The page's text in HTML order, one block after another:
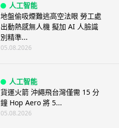
人工智能
地盤偷吸煙難逃高空法眼 勞工處
出動熱感無人機 擬加 AI 人臉識
別精準...
05.08.2026
人工智能
貨運火箭 沖繩飛台灣僅需 15 分
鐘 Hop Aero 將 5...
05.08.2026